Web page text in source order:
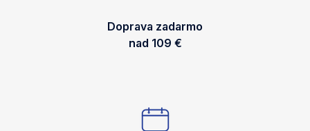
Doprava zadarmo
nad 109 €